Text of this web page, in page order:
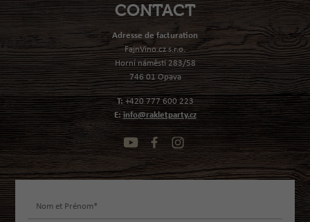
CONTACT
Adresse de facturation
FajnVino.cz s.r.o.
Horní náměstí 283/58
746 01 Opava
T:+420 777 600 223
E:info@rakletparty.cz